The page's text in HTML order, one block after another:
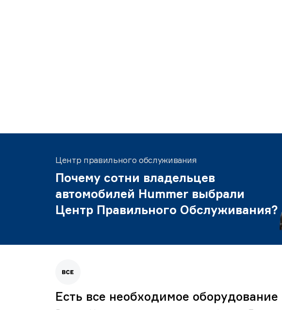
Центр правильного обслуживания
Почему сотни владельцев
автомобилей Hummer выбрали
Центр Правильного Обслуживания?
Есть все необходимое оборудование